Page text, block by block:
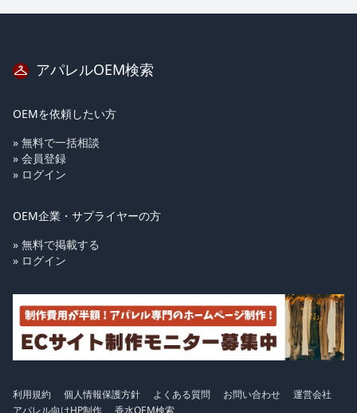
アパレルOEM検索
OEMを依頼したい方
» 無料で一括相談
» 会員登録
» ログイン
OEM企業・サプライヤーの方
» 無料で掲載する
» ログイン
利用規約 個人情報保護方針 よくある質問 お問い合わせ
運営会社